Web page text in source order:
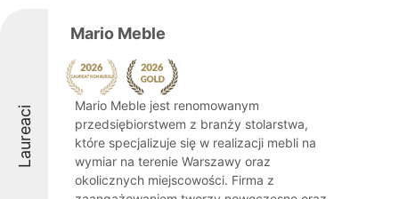
Laureaci
Mario Meble
Mario Meble jest renomowanym
przedsiębiorstwem z branży stolarstwa,
które specjalizuje się w realizacji mebli na
wymiar na terenie Warszawy oraz
okolicznych miejscowości. Firma z